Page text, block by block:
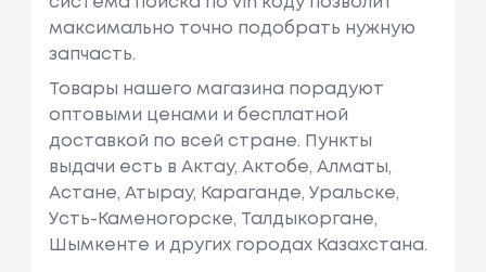
максимально точно подобрать нужную
запчасть.
Товары нашего магазина порадуют
оптовыми ценами и бесплатной
доставкой по всей стране. Пункты
выдачи есть в Актау, Актобе, Алматы,
Астане, Атырау, Караганде, Уральске,
Усть-Каменогорске, Талдыкоргане,
Шымкенте и других городах Казахстана.